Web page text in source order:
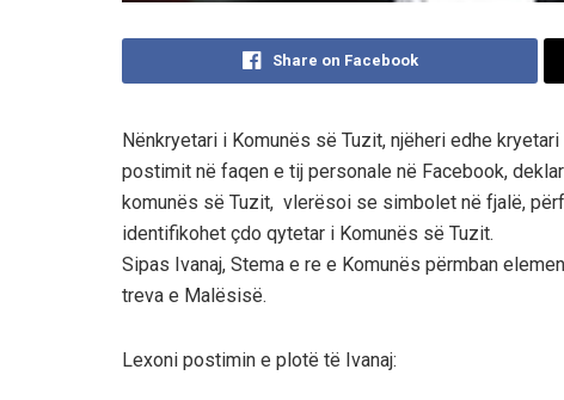
Share on Facebook
Nënkryetari i Komunës së Tuzit, njëheri edhe
postimit në faqen e tij personale në Facebook,
komunës së Tuzit, vlerësoi se simbolet në fjalë,
identifikohet çdo qytetar i Komunës së Tuzit.
Sipas Ivanaj, Stema e re e Komunës përmban
treva e Malësisë.
Lexoni postimin e plotë të Ivanaj: